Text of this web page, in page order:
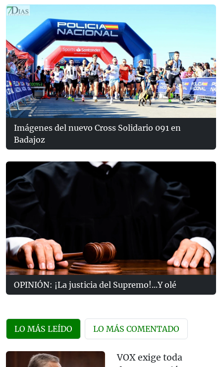
Imágenes del nuevo Cross Solidario 091 en
Badajoz
OPINIÓN: ¡La justicia del Supremo!...Y olé
LO MÁS LEÍDO LO MÁS COMENTADO
VOX exige toda